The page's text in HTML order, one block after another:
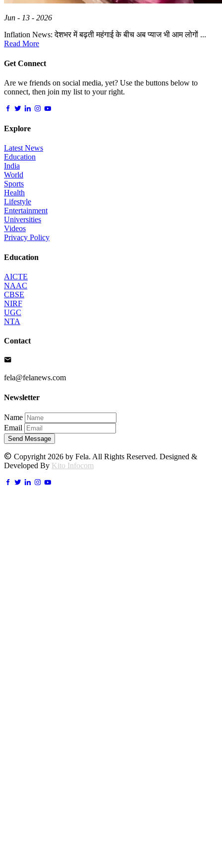
Jun - 13 - 2026
Inflation News: देशभर में बढ़ती महंगाई के बीच अब प्याज भी आम लोगों ...
Read More
Get Connect
Are we friends on social media, yet? Use the buttons below to
connect, then join my list to your right.
Explore
Latest News
Education
India
World
Sports
Health
Lifestyle
Entertainment
Universities
Videos
Privacy Policy
Education
AICTE
NAAC
CBSE
NIRF
UGC
NTA
Contact
fela@felanews.com
Newsletter
Name
Email
Send Message
Copyright 2026 by Fela. All Rights Reserved. Designed &
Developed By Kito Infocom